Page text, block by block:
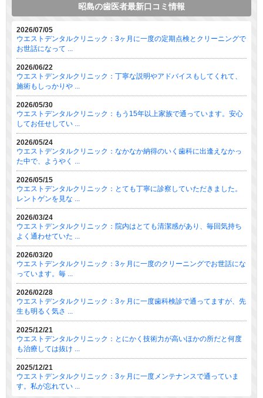
昭島の歯医者最新口コミ情報
2026/07/05
ウエストデンタルクリニック：3ヶ月に一度の定期点検とクリーニングで
お世話になって ...
2026/06/22
ウエストデンタルクリニック：丁寧な説明やアドバイスもしてくれて、
施術もしっかりや ...
2026/05/30
ウエストデンタルクリニック：もう15年以上家族で通っています。安心
してお任せしてい ...
2026/05/24
ウエストデンタルクリニック：なかなか納得のいく歯科に出逢えなかっ
た中で、ようやく ...
2026/05/15
ウエストデンタルクリニック：とても丁寧に診察していただきました。
レントゲンを見な ...
2026/03/24
ウエストデンタルクリニック：院内はとても清潔感があり、毎回気持ち
よく通わせていた ...
2026/03/20
ウエストデンタルクリニック：3ヶ月に一度のクリーニングでお世話にな
っています。毎 ...
2026/02/28
ウエストデンタルクリニック：3ヶ月に一度歯科検診で通ってますが、先
生も明るく気さ ...
2025/12/21
ウエストデンタルクリニック：とにかく技術力が高いほかの所だと何度
も治療しては抜け ...
2025/12/21
ウエストデンタルクリニック：3ヶ月に一度メンテナンスで通っていま
す。私が忘れてい ...